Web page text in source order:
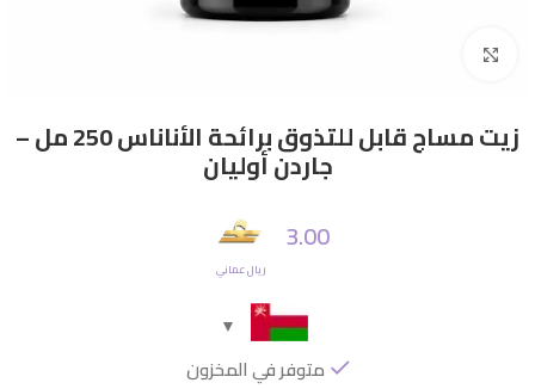
زيت مساج قابل للتذوق برائحة الأناناس 250 مل –
جاردن أوليان
3.00
ريال عماني
متوفر في المخزون